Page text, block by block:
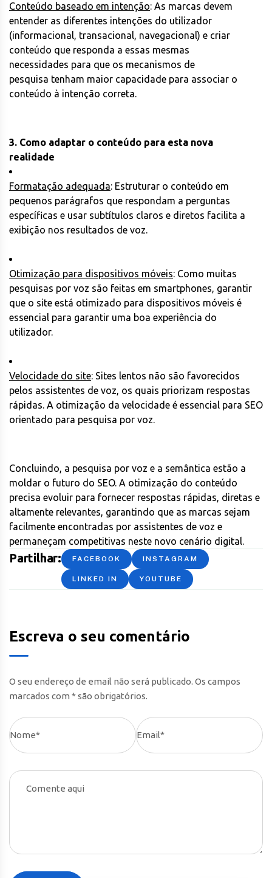
Conteúdo baseado em intenção: As marcas devem
entender as diferentes intenções do utilizador
(informacional, transacional, navegacional) e criar
conteúdo que responda a essas mesmas
necessidades para que os mecanismos de
pesquisa tenham maior capacidade para associar o
conteúdo à intenção correta.
3. Como adaptar o conteúdo para esta nova
realidade
Formatação adequada: Estruturar o conteúdo em
pequenos parágrafos que respondam a perguntas
específicas e usar subtítulos claros e diretos facilita a
exibição nos resultados de voz.
Otimização para dispositivos móveis: Como muitas
pesquisas por voz são feitas em smartphones, garantir
que o site está otimizado para dispositivos móveis é
essencial para garantir uma boa experiência do
utilizador.
Velocidade do site: Sites lentos não são favorecidos
pelos assistentes de voz, os quais priorizam respostas
rápidas. A otimização da velocidade é essencial para SEO
orientado para pesquisa por voz.
Concluindo, a pesquisa por voz e a semântica estão a
moldar o futuro do SEO. A otimização do conteúdo
precisa evoluir para fornecer respostas rápidas, diretas e
altamente relevantes, garantindo que as marcas sejam
facilmente encontradas por assistentes de voz e
permaneçam competitivas neste novo cenário digital.
Partilhar: FACEBOOK INSTAGRAM
LINKED IN YOUTUBE
Escreva o seu comentário
O seu endereço de email não será publicado. Os campos
marcados com * são obrigatórios.